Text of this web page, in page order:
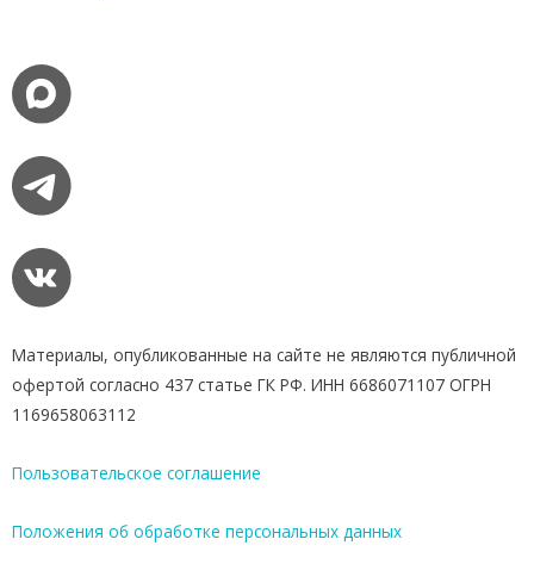
Материалы, опубликованные на сайте не являются публичной
офертой согласно 437 статье ГК РФ. ИНН 6686071107 ОГРН
1169658063112
Пользовательское соглашение
Положения об обработке персональных данных